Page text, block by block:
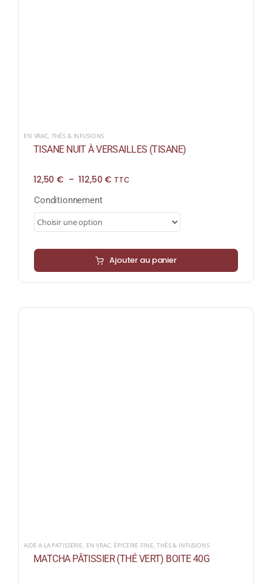
EN VRAC, THÉS & INFUSIONS
TISANE NUIT À VERSAILLES (TISANE)
12,50 € – 112,50 €Plage
TTC
Conditionnement
Ajouter au panier
AIDE A LA PATISSERIE, EN VRAC, ÉPICERIE FINE,THÉS & INFUSIONS
MATCHA PÂTISSIER (THÉ VERT) BOITE 40G